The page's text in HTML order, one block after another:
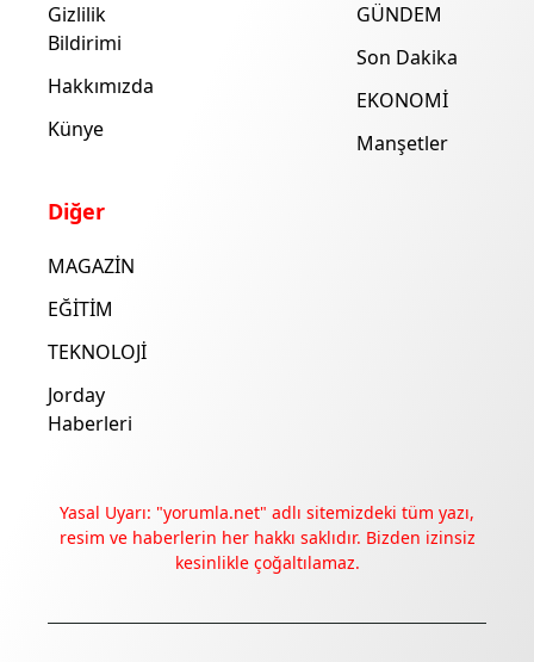
Gizlilik
Bildirimi
Hakkımızda
Künye
GÜNDEM
Son Dakika
EKONOMİ
Manşetler
Diğer
MAGAZİN
EĞİTİM
TEKNOLOJİ
Jorday
Haberleri
Yasal Uyarı: "yorumla.net" adlı sitemizdeki tüm yazı,
resim ve haberlerin her hakkı saklıdır. Bizden izinsiz
kesinlikle çoğaltılamaz.